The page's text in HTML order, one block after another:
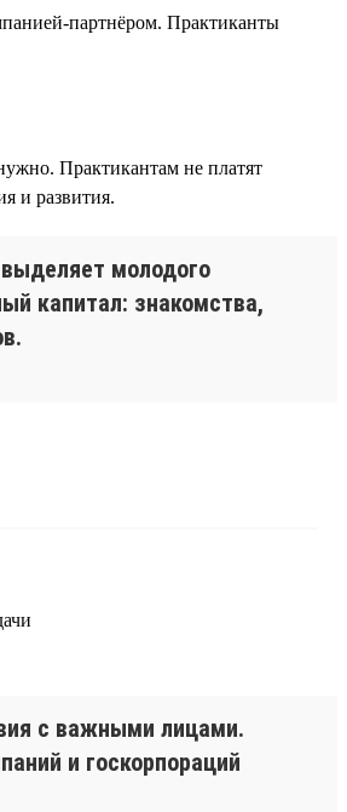
партнёром. Практиканты
Практикантам не платят
и развития.
молодого
капитал: знакомства,
с важными лицами.
и госкорпораций